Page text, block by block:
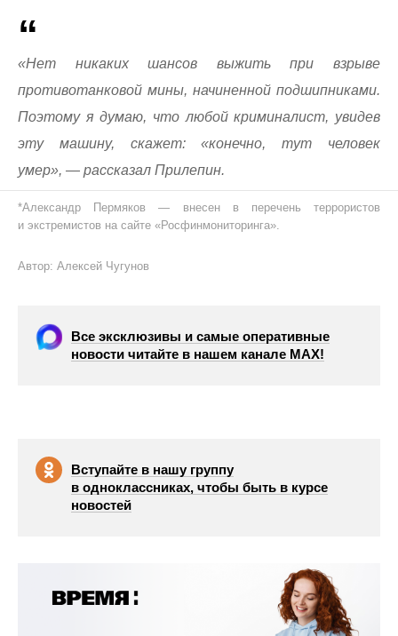
«Нет никаких шансов выжить при взрыве
противотанковой мины, начиненной подшипниками.
Поэтому я думаю, что любой криминалист, увидев
эту машину, скажет: «конечно, тут человек
умер», — рассказал Прилепин.
*Александр Пермяков — внесен в перечень террористов
и экстремистов на сайте «Росфинмониторинга».
Автор: Алексей Чугунов
Все эксклюзивы и самые оперативные
новости читайте в нашем канале МАХ!
Вступайте в нашу группу
в одноклассниках, чтобы быть в курсе
новостей